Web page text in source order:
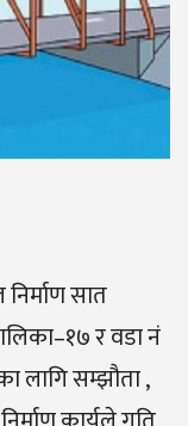
सात
र वडा नं
लागि सम्झौता ,